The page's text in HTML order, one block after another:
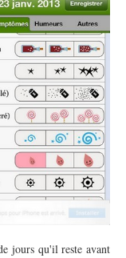
jours qu'il reste avant